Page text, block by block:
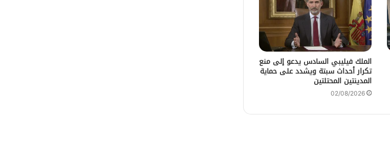
الملك فيليبي السادس يدعو إلى منع
تكرار أحداث سبتة ويشدد على حماية
المدينتين المحتلتين
02/08/2026